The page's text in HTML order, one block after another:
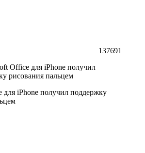
137691
для iPhone получил поддержку